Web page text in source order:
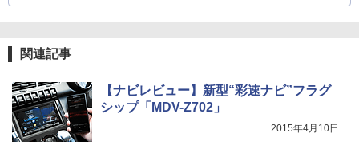
関連記事
【ナビレビュー】新型“彩速ナビ”フラグ
シップ「MDV-Z702」
2015年4月10日